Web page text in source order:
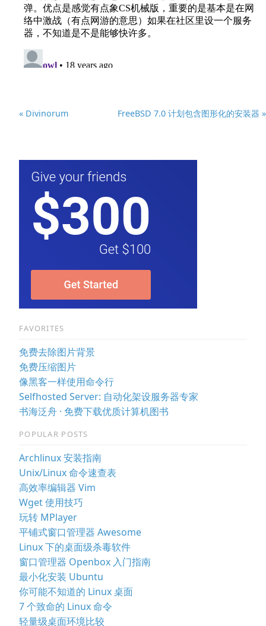
« Divinorum FreeBSD 7.0 计划包含图形化的安装器 »
FAVORITES
免费去除图片背景
免费压缩图片
像黑客一样使用命令行
Selfhosted Server: 自动化架设服务器专家
书海泛舟 · 免费下载优质计算机图书
POPULAR POSTS
Archlinux 安装指南
Unix/Linux 命令速查表
高效率编辑器 Vim
Wget 使用技巧
玩转 MPlayer
平铺式窗口管理器 Awesome
Linux 下的桌面级杀毒软件
窗口管理器 Openbox 入门指南
最小化安装 Ubuntu
你可能不知道的 Linux 桌面
7 个致命的 Linux 命令
轻量级桌面环境比较